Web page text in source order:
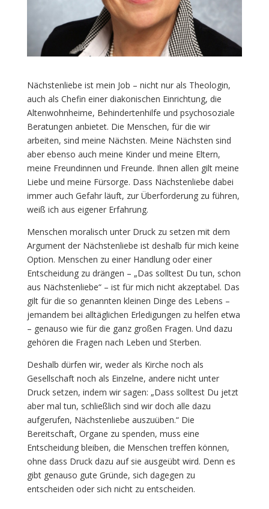
Nächstenliebe ist mein Job – nicht nur als Theologin,
auch als Chefin einer diakonischen Einrichtung, die
Altenwohnheime, Behindertenhilfe und psychosoziale
Beratungen anbietet. Die Menschen, für die wir
arbeiten, sind meine Nächsten. Meine Nächsten sind
aber ebenso auch meine Kinder und meine Eltern,
meine Freundinnen und Freunde. Ihnen allen gilt meine
Liebe und meine Fürsorge. Dass Nächstenliebe dabei
immer auch Gefahr läuft, zur Überforderung zu führen,
weiß ich aus eigener Erfahrung.
Menschen moralisch unter Druck zu setzen mit dem
Argument der Nächstenliebe ist deshalb für mich keine
Option. Menschen zu einer Handlung oder einer
Entscheidung zu drängen – „Das solltest Du tun, schon
aus Nächstenliebe“ – ist für mich nicht akzeptabel. Das
gilt für die so genannten kleinen Dinge des Lebens –
jemandem bei alltäglichen Erledigungen zu helfen etwa
– genauso wie für die ganz großen Fragen. Und dazu
gehören die Fragen nach Leben und Sterben.
Deshalb dürfen wir, weder als Kirche noch als
Gesellschaft noch als Einzelne, andere nicht unter
Druck setzen, indem wir sagen: „Dass solltest Du jetzt
aber mal tun, schließlich sind wir doch alle dazu
aufgerufen, Nächstenliebe auszuüben.“ Die
Bereitschaft, Organe zu spenden, muss eine
Entscheidung bleiben, die Menschen treffen können,
ohne dass Druck dazu auf sie ausgeübt wird. Denn es
gibt genauso gute Gründe, sich dagegen zu
entscheiden oder sich nicht zu entscheiden.